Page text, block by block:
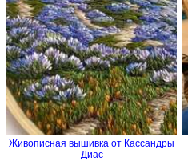
Живописная вышивка от Кассандры
Диас